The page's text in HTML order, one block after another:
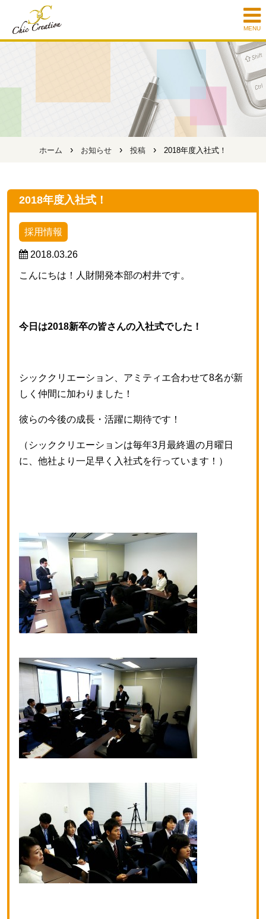
MENU
ホーム › お知らせ › 投稿 › 2018年度入社式！
2018年度入社式！
採用情報
2018.03.26
こんにちは！人財開発本部の村井です。
今日は2018新卒の皆さんの入社式でした！
シッククリエーション、アミティエ合わせて8名が新
しく仲間に加わりました！
彼らの今後の成長・活躍に期待です！
（シッククリエーションは毎年3月最終週の月曜日
に、他社より一足早く入社式を行っています！）